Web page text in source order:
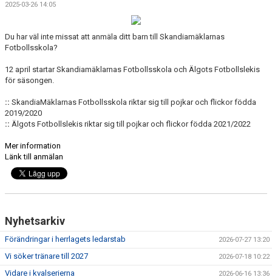
2025-03-26 14:05
Du har väl inte missat att anmäla ditt barn till Skandiamäklarnas
Fotbollsskola?
12 april startar Skandiamäklarnas Fotbollsskola och Älgots Fotbollslekis
för säsongen.
:: SkandiaMäklarnas Fotbollsskola riktar sig till pojkar och flickor födda
2019/2020
:: Älgots Fotbollslekis riktar sig till pojkar och flickor födda 2021/2022
Mer information
Länk till anmälan
Nyhetsarkiv
Förändringar i herrlagets ledarstab 2026-07-27 13:20
Vi söker tränare till 2027 2026-07-18 10:22
Vidare i kvalserierna 2026-06-16 13:36